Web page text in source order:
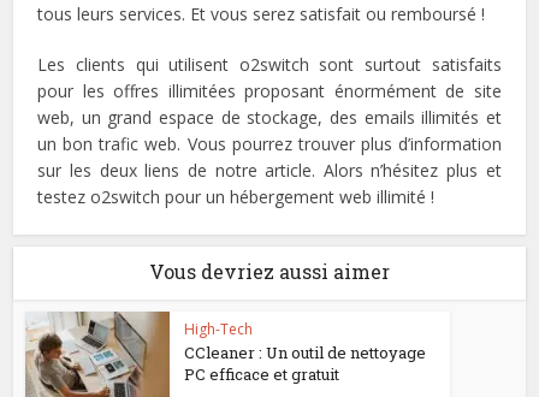
tous leurs services. Et vous serez satisfait ou remboursé !
Les clients qui utilisent o2switch sont surtout satisfaits
pour les offres illimitées proposant énormément de site
web, un grand espace de stockage, des emails illimités et
un bon trafic web. Vous pourrez trouver plus d’information
sur les deux liens de notre article. Alors n’hésitez plus et
testez o2switch pour un hébergement web illimité !
Vous devriez aussi aimer
High-Tech
CCleaner : Un outil de nettoyage
PC efficace et gratuit